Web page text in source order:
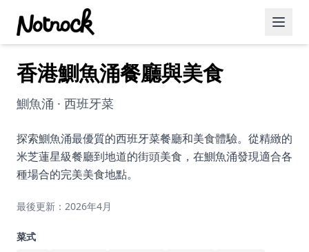
精選活動
博客文章
約會好去處
美食佳餚
香港鰂魚涌餐廳與美食
鰂魚涌 · 西班牙菜
探索鰂魚涌最優質的西班牙菜餐廳和美食體驗。從精緻的
米芝蓮星級餐廳到地道的街頭美食，在鰂魚涌發現適合各
種場合的完美美食地點。
最後更新：2026年4月
菜式